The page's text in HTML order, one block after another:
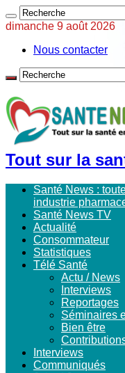
dimanche 9 août 2026
Nous contacter
Tout sur la
Santé News :
industrie
Santé News TV
Actualité
Consommateur
Statistiques
Télé Santé
Actu / News
Interviews
Reportages
Séminaires
Bien être
Interviews
Communiqués